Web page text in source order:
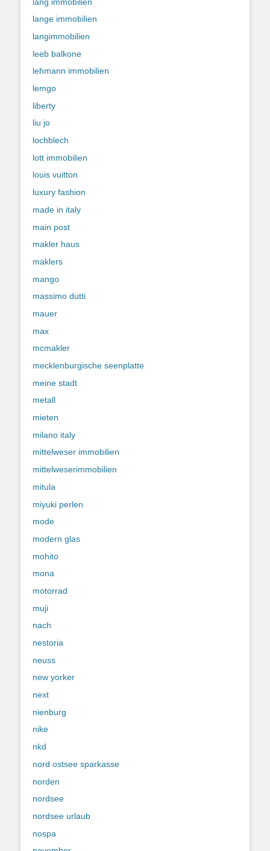
lange immobilien
langimmobilien
leeb balkone
lehmann immobilien
lemgo
liberty
liu jo
lochblech
lott immobilien
louis vuitton
luxury fashion
made in italy
main post
makler haus
maklers
mango
massimo dutti
mauer
max
mcmakler
mecklenburgische seenplatte
meine stadt
metall
mieten
milano italy
mittelweser immobilien
mittelweserimmobilien
mitula
miyuki perlen
mode
modern glas
mohito
mona
motorrad
muji
nach
nestoria
neuss
new yorker
next
nienburg
nike
nkd
nord ostsee sparkasse
norden
nordsee
nordsee urlaub
nospa